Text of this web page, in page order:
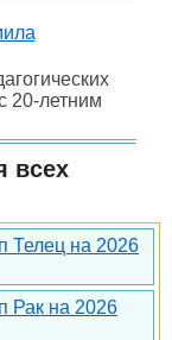
20-летним
всех
Телец на 2026
Рак на 2026